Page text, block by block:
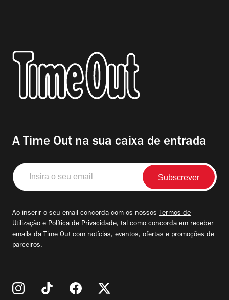
A Time Out na sua caixa de entrada
Insira
o
seu
Ao inserir o seu email concorda com os nossos Termos de
Utilização e Política de Privacidade, tal como concorda em receber
emails da Time Out com notícias, eventos, ofertas e promoções de
parceiros.